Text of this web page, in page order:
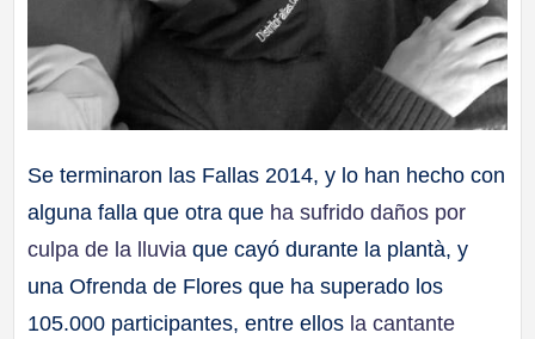
Se terminaron las Fallas 2014, y lo han hecho con
alguna falla que otra que ha sufrido daños por
culpa de la lluvia que cayó durante la plantà, y
una Ofrenda de Flores que ha superado los
105.000 participantes, entre ellos la cantante